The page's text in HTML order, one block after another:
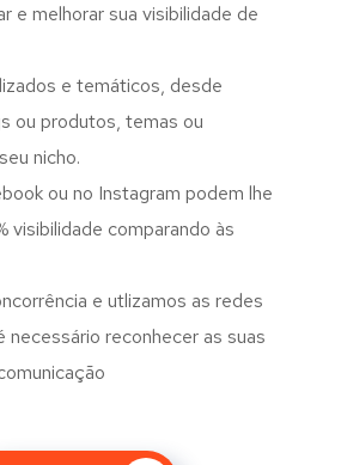
e melhorar sua visibilidade de
e temáticos, desde
ou produtos, temas ou
nicho.
ou no Instagram podem lhe
comparando às
e utlizamos as redes
necessário reconhecer as suas